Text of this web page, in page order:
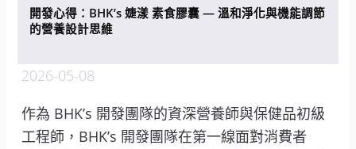
開發心得：BHK’s 婕漾 素食膠囊 — 溫和淨化與機能調節
的營養設計思維
2026-05-08
作為 BHK’s 開發團隊的資深營養師與保健品初級
工程師，BHK’s 開發團隊在第一線面對消費者